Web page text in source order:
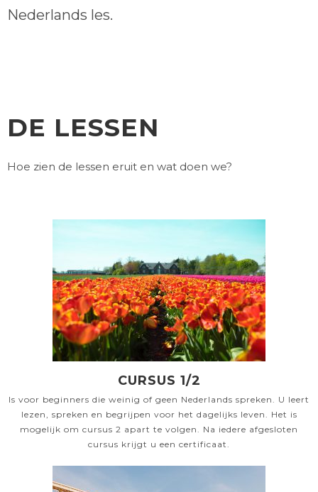
Nederlands les.
DE LESSEN
Hoe zien de lessen eruit en wat doen we?
CURSUS 1/2
Is voor beginners die weinig of geen Nederlands spreken. U leert
lezen, spreken en begrijpen voor het dagelijks leven. Het is
mogelijk om cursus 2 apart te volgen. Na iedere afgesloten
cursus krijgt u een certificaat.